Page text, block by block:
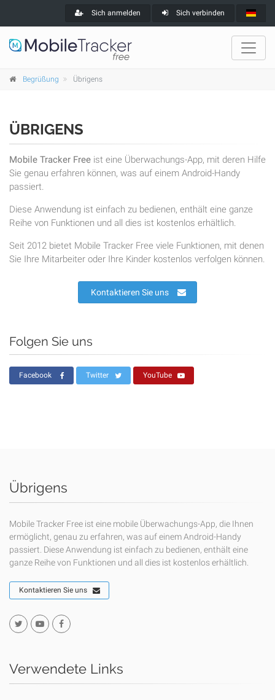
Sich anmelden Sich verbinden
Begrüßung Übrigens
ÜBRIGENS
Mobile Tracker Free ist eine Überwachungs-App, mit deren Hilfe
Sie genau erfahren können, was auf einem Android-Handy
passiert.
Diese Anwendung ist einfach zu bedienen, enthält eine ganze
Reihe von Funktionen und all dies ist kostenlos erhältlich.
Seit 2012 bietet Mobile Tracker Free viele Funktionen, mit denen
Sie Ihre Mitarbeiter oder Ihre Kinder kostenlos verfolgen können.
Kontaktieren Sie uns
Folgen Sie uns
Facebook Twitter YouTube
Übrigens
Mobile Tracker Free ist eine mobile Überwachungs-App, die Ihnen
ermöglicht, genau zu erfahren, was auf einem Android-Handy
passiert. Diese Anwendung ist einfach zu bedienen, enthält eine
ganze Reihe von Funktionen und all dies ist kostenlos erhältlich.
Kontaktieren Sie uns
Verwendete Links